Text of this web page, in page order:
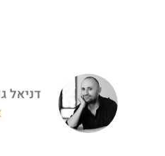
דניאל